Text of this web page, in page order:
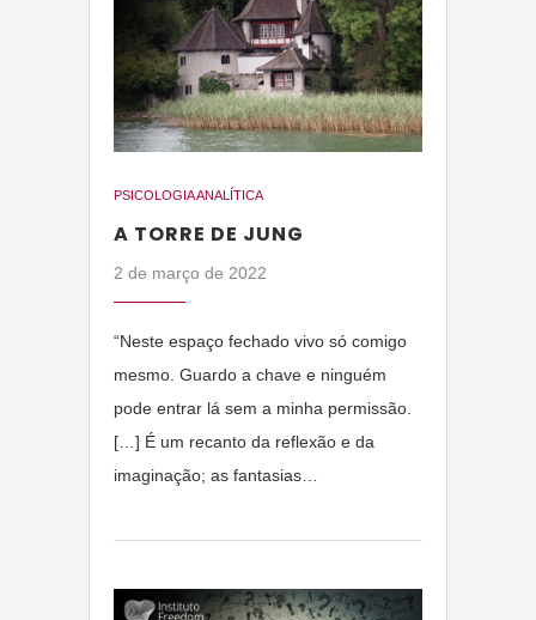
PSICOLOGIA ANALÍTICA
A TORRE DE JUNG
2 de março de 2022
“Neste espaço fechado vivo só comigo
mesmo. Guardo a chave e ninguém
pode entrar lá sem a minha permissão.
[…] É um recanto da reflexão e da
imaginação; as fantasias…